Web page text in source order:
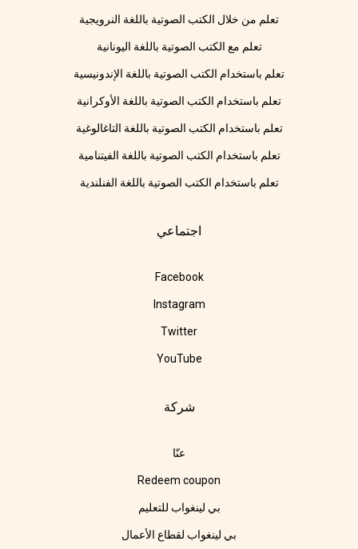
تعلم من خلال الكتب الصوتية باللغة النرويجية
تعلم مع الكتب الصوتية باللغة اليونانية
تعلم باستخدام الكتب الصوتية باللغة الإندونيسية
تعلم باستخدام الكتب الصوتية باللغة الأوكرانية
تعلم باستخدام الكتب الصوتية باللغة التاغالوغية
تعلم باستخدام الكتب الصوتية باللغة الفيتنامية
تعلم باستخدام الكتب الصوتية باللغة الفنلندية
اجتماعي
Facebook
Instagram
Twitter
YouTube
شركة
عنّا
Redeem coupon
بي لينغواب للتعليم
بي لينغواب لقطاع الأعمال